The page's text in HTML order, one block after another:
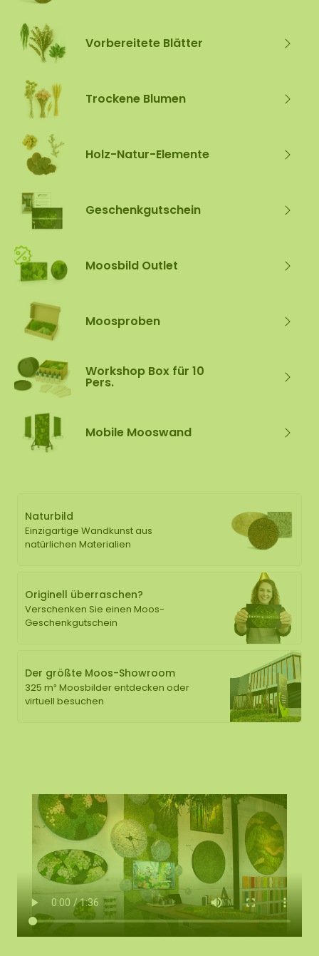
Vorbereitete Blätter
Trockene Blumen
Holz-Natur-Elemente
Geschenkgutschein
Moosbild Outlet
Moosproben
Workshop Box für 10
Pers.
Mobile Mooswand
Naturbild
Einzigartige Wandkunst aus
natürlichen Materialien
Originell überraschen?
Verschenken Sie einen Moos-
Geschenkgutschein
Der größte Moos-Showroom
325 m² Moosbilder entdecken oder
virtuell besuchen